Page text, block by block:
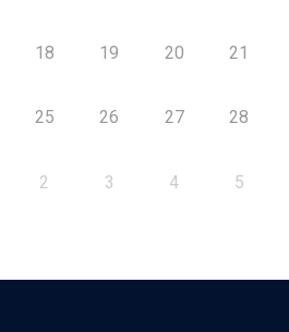
18 19 20 21
25 26 27 28
2 3 4 5